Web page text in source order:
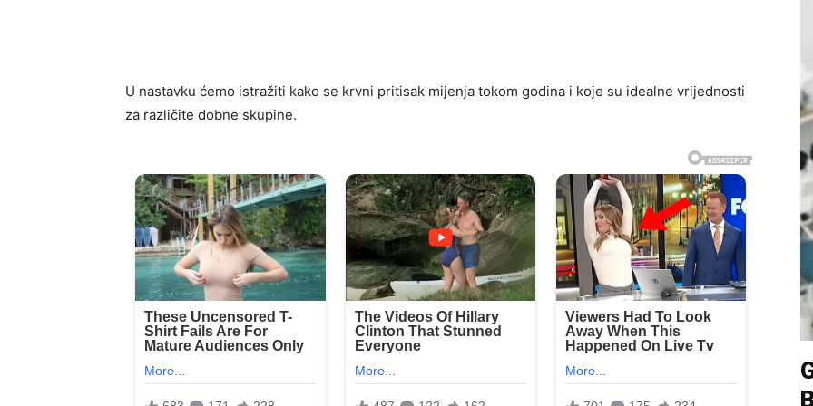
U nastavku ćemo istražiti kako se krvni pritisak mijenja tokom godina i koje su idealne vrijednosti
za različite dobne skupine.